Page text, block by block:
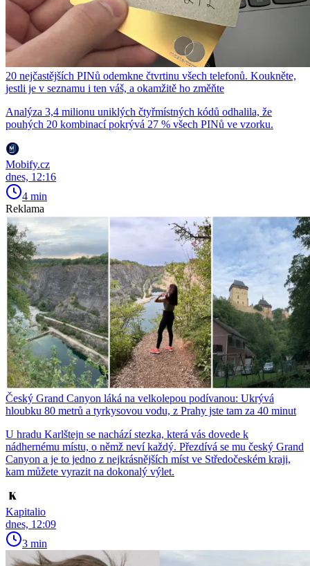
20 nejčastějších PINů odemkne čtvrtinu všech telefonů. Koukněte,
jestli je v seznamu i ten váš, a okamžitě ho změňte
Analýza 3,4 milionu uniklých čtyřmístných kódů odhalila, že
pouhých 20 kombinací pokrývá 27 % všech PINů ve vzorku.
Mobify.cz
dnes, 12:16
4 min
Reklama
Český Grand Canyon láká na velkolepou podívanou: Ukrývá
hloubku 80 metrů a tyrkysovou vodu, z Prahy jste tam za 40 minut
U hradu Karlštejn se nachází stezka, která vás dovede k
nádhernému místu, o němž neví každý. Přezdívá se mu český Grand
Canyon a je to jedno z nejkrásnějších míst ve Středočeském kraji,
kam můžete vyrazit na dokonalý výlet.
Kapitalio
dnes, 12:09
3 min